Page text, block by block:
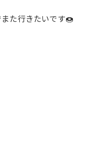
た行きたいです🍩